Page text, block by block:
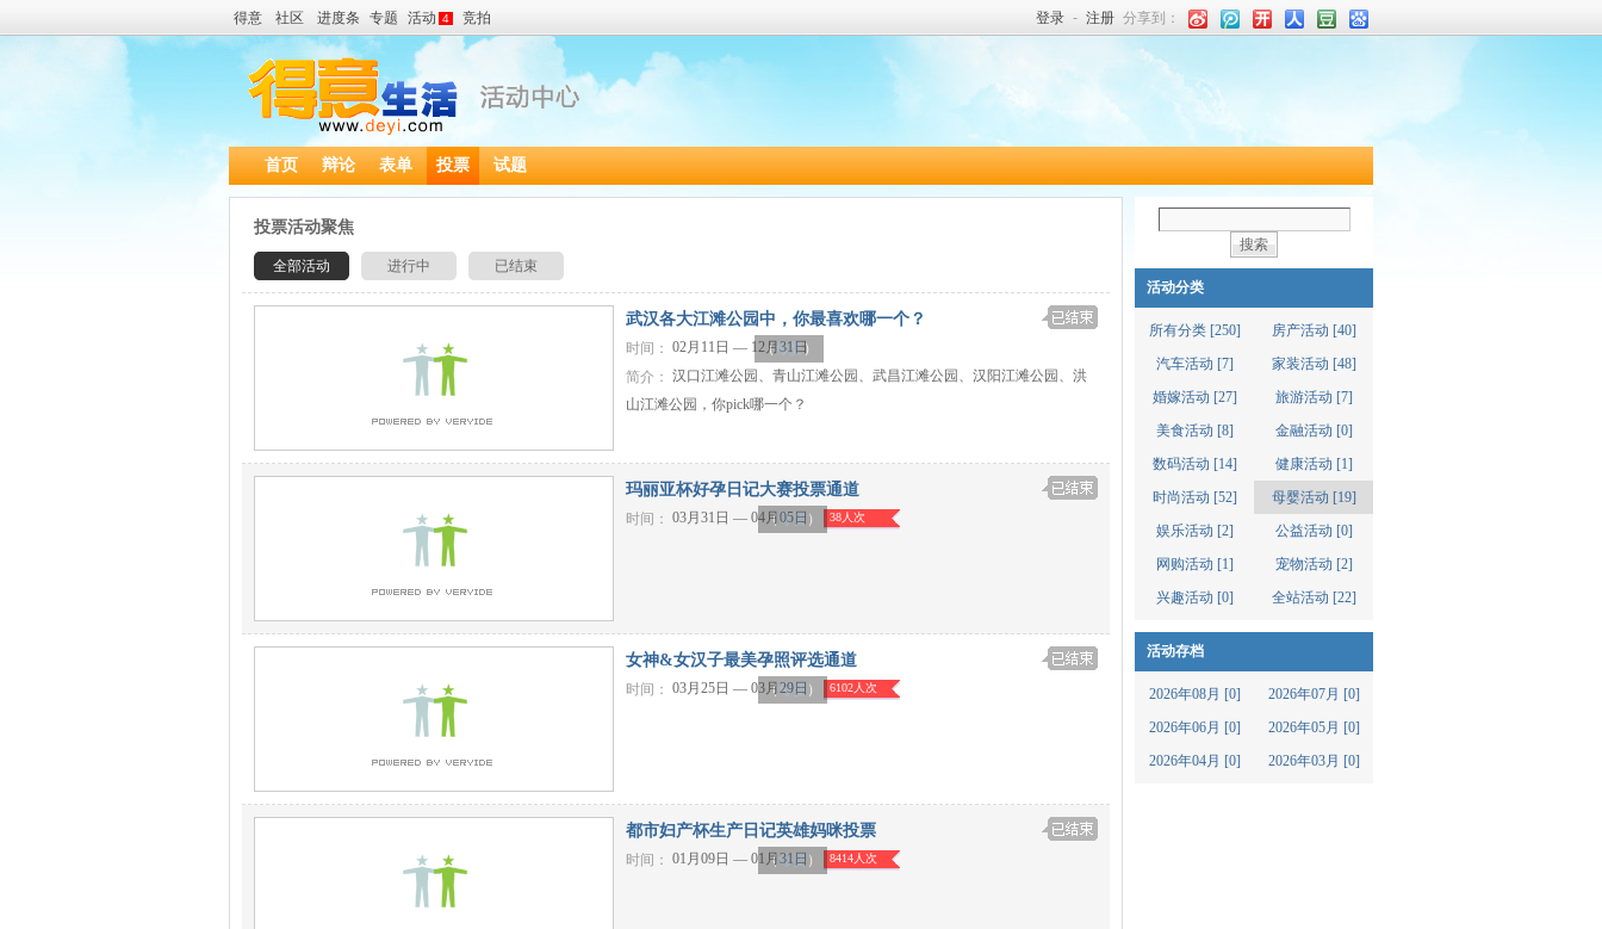
登录 - 注册 分享到：
得意 社区 进度条 专题 活动 4 竞拍
首页 辩论 表单 投票 试题
投票活动聚焦
全部活动 进行中 已结束
武汉各大江滩公园中，你最喜欢哪一个？
时间： 02月11日 — 12月31日
（母婴）
简介： 汉口江滩公园、青山江滩公园、武昌江滩公园、汉阳江滩公园、洪
山江滩公园，你pick哪一个？
玛丽亚杯好孕日记大赛投票通道
时间： 03月31日 — 04月05日
（ 母婴 ） 38人次
女神&女汉子最美孕照评选通道
时间： 03月25日 — 03月29日
（ 母婴 ） 6102人次
都市妇产杯生产日记英雄妈咪投票
时间： 01月09日 — 01月31日
（ 母婴 ） 8414人次
搜索
活动分类
所有分类 [250]
房产活动 [40]
汽车活动 [7]
家装活动 [48]
婚嫁活动 [27]
旅游活动 [7]
美食活动 [8]
金融活动 [0]
数码活动 [14]
健康活动 [1]
时尚活动 [52]
母婴活动 [19]
娱乐活动 [2]
公益活动 [0]
网购活动 [1]
宠物活动 [2]
兴趣活动 [0]
全站活动 [22]
活动存档
2026年08月 [0]
2026年07月 [0]
2026年06月 [0]
2026年05月 [0]
2026年04月 [0]
2026年03月 [0]